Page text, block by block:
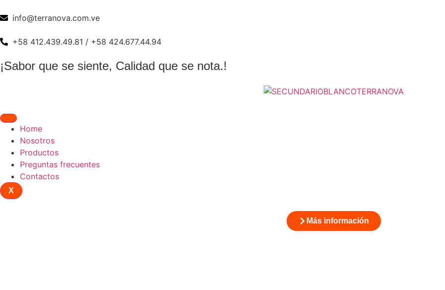
info@terranova.com.ve
+58 412.439.49.81 / +58 424.677.44.94
¡Sabor que se siente, Calidad que se nota.!
Home
Nosotros
Productos
Preguntas frecuentes
Contactos
X
Más información